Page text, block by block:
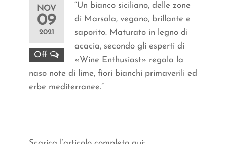
NOV
09
2021
Off
“Un bianco siciliano, delle zone
di Marsala, vegano, brillante e
saporito. Maturato in legno di
acacia, secondo gli esperti di
«Wine Enthusiast» regala la
naso note di lime, fiori bianchi primaverili ed
erbe mediterranee.”